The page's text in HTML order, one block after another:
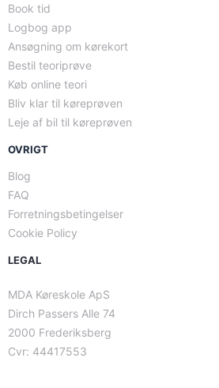
Book tid
Logbog app
Ansøgning om kørekort
Bestil teoriprøve
Køb online teori
Bliv klar til køreprøven
Leje af bil til køreprøven
OVRIGT
Blog
FAQ
Forretningsbetingelser
Cookie Policy
LEGAL
MDA Køreskole ApS
Dirch Passers Alle 74
2000 Frederiksberg
Cvr: 44417553